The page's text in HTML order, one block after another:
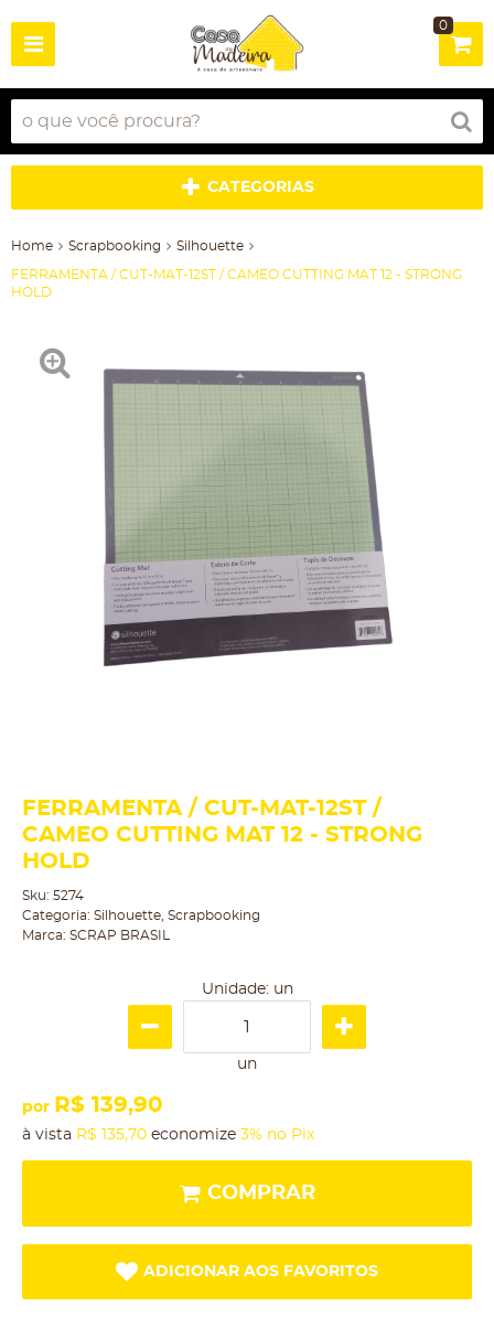
0
CATEGORIAS
Home Scrapbooking Silhouette
FERRAMENTA / CUT-MAT-12ST / CAMEO CUTTING MAT 12 - STRONG
HOLD
FERRAMENTA / CUT-MAT-12ST /
CAMEO CUTTING MAT 12 - STRONG
HOLD
Sku: 5274
Categoria: Silhouette Scrapbooking
Marca: SCRAP BRASIL
Unidade: un
un
por R$ 139,90
à vista R$ 135,70 economize 3% no Pix
COMPRAR
ADICIONAR AOS FAVORITOS